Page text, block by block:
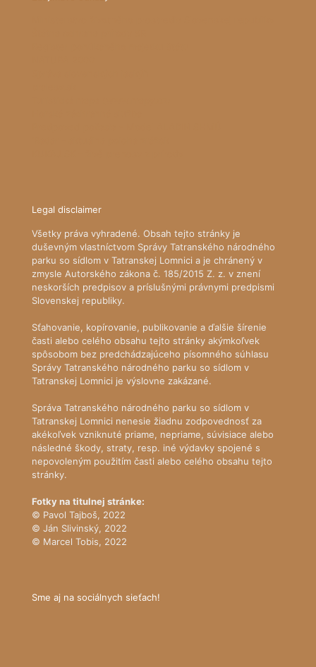
Legal disclaimer
Všetky práva vyhradené. Obsah tejto stránky je
duševným vlastníctvom Správy Tatranského národného
parku so sídlom v Tatranskej Lomnici a je chránený v
zmysle Autorského zákona č. 185/2015 Z. z. v znení
neskorších predpisov a príslušnými právnymi predpismi
Slovenskej republiky.
Sťahovanie, kopírovanie, publikovanie a ďalšie šírenie
časti alebo celého obsahu tejto stránky akýmkoľvek
spôsobom bez predchádzajúceho písomného súhlasu
Správy Tatranského národného parku so sídlom v
Tatranskej Lomnici je výslovne zakázané.
Správa Tatranského národného parku so sídlom v
Tatranskej Lomnici nenesie žiadnu zodpovednosť za
akékoľvek vzniknuté priame, nepriame, súvisiace alebo
následné škody, straty, resp. iné výdavky spojené s
nepovoleným použitím časti alebo celého obsahu tejto
stránky.
Fotky na titulnej stránke:
© Pavol Tajboš, 2022
© Ján Slivinský, 2022
© Marcel Tobis, 2022
Sme aj na sociálnych sieťach!